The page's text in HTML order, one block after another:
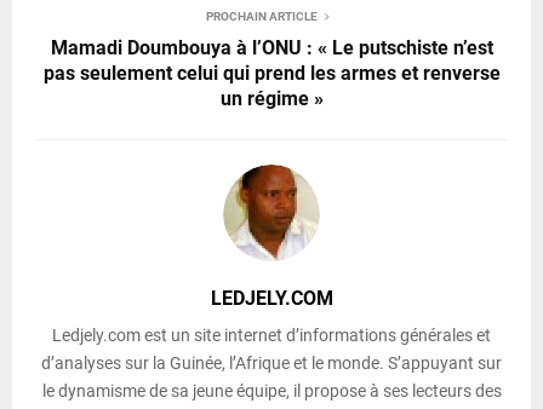
PROCHAIN ARTICLE
Mamadi Doumbouya à l’ONU : « Le putschiste n’est
pas seulement celui qui prend les armes et renverse
un régime »
LEDJELY.COM
Ledjely.com est un site internet d’informations générales et
d’analyses sur la Guinée, l’Afrique et le monde. S’appuyant sur
le dynamisme de sa jeune équipe, il propose à ses lecteurs des